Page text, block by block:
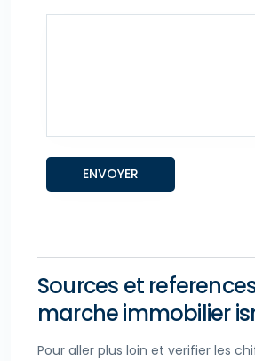
Sources et
marche immobilier
Pour aller plus loin et verifier les